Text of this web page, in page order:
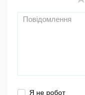
Я не робот